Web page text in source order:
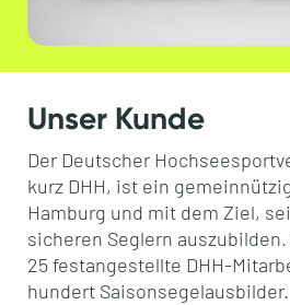
Unser Kunde
Der Deutscher
kurz DHH, ist ein
Hamburg und mit dem Ziel,
sicheren Seglern
25 festangestellte DHH-
hundert Saisonsegelausbilder.